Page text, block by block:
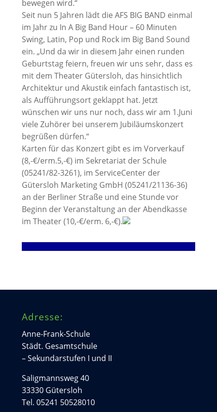
bewegen wird.“
Seit nun 5 Jahren lädt die AFS BIG BAND einmal
im Jahr zu In A Big Band Hour – 60 Minuten
Swing, Latin, Pop und Rock im Big Band Sound
ein. „Und da wir in diesem Jahr einen runden
Geburtstag feiern, freuen wir uns sehr, dass es
mit dem Theater Gütersloh, das hinsichtlich
Architektur und Akustik einfach fantastisch ist,
als Aufführungsort geklappt hat. Jetzt
wünschen wir uns nur noch, dass wir am 1.Juni
viele Zuhörer bei unserem Jubiläumskonzert
begrüßen dürfen.“
Karten für das Konzert gibt es im Vorverkauf
(8,-€/erm.5,-€) im Sekretariat der Schule
(05241/82-3261), im ServiceCenter der
Gütersloh Marketing GmbH (05241/21136-36)
an der Berliner Straße und eine Stunde vor
Beginn der Veranstaltung an der Abendkasse
im Theater (10,-€/erm. 6,-€).
Adresse:
Anne-Frank-Schule
Städt. Gesamtschule
– Sekundarstufen I und II
Saligmannsweg 40
33330 Gütersloh
Tel. 05241 50528010